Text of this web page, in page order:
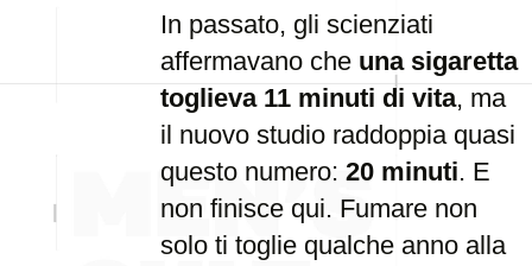
In passato, gli scienziati
affermavano che una sigaretta
toglieva 11 minuti di vita, ma
il nuovo studio raddoppia quasi
questo numero: 20 minuti. E
non finisce qui. Fumare non
solo ti toglie qualche anno alla